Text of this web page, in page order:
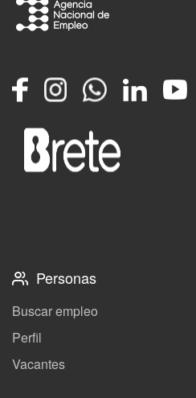
FacebookInstagramWhatsappLinkedIn
Personas
Buscar empleo
Perfil
Vacantes